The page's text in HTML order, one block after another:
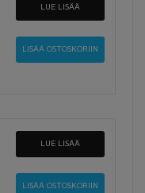
LUE LISÄÄ
LUE LISÄÄ